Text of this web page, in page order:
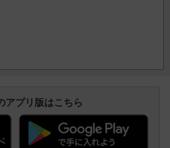
アプリ版はこちら